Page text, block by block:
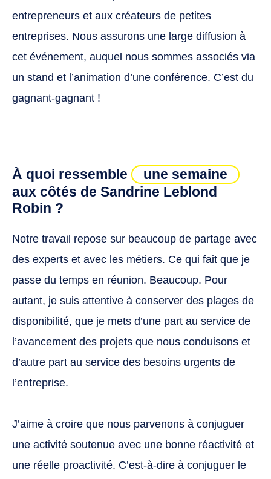
Enfin, une part importante de notre travail
consiste à optimiser le parcours de nos
clients sur le site
RosettaDesClientsdansmonMagasin.com. La
maximise l’expérience de chaque personne
qui se connecte. Notre effort porte
d’attractivité commerciale.
entrepreneurs et aux créateurs de petites
entreprises. Nous assurons une large diffusion à
cet événement, auquel nous sommes associés via
un stand et l’animation d’une conférence. C’est du
gagnant-gagnant !
À quoi ressemble
une semaine
aux côtés de Sandrine Leblond
Robin ?
Notre travail repose sur beaucoup de partage avec
des experts et avec les métiers. Ce qui fait que je
passe du temps en réunion. Beaucoup. Pour
autant, je suis attentive à conserver des plages de
disponibilité, que je mets d’une part au service de
l’avancement des projets que nous conduisons et
d’autre part au service des besoins urgents de
l’entreprise.
J’aime à croire que nous parvenons à conjuguer
une activité soutenue avec une bonne réactivité et
une réelle proactivité. C’est-à-dire à conjuguer le